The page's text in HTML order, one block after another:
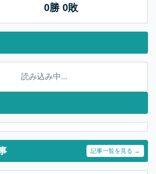
0勝 0敗
読み込み中...
記事一覧を見る →